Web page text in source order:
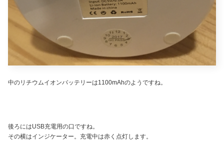
中のリチウムイオンバッテリーは1100mAhのようですね。
後ろにはUSB充電用の口ですね。
その横はインジケーター。充電中は赤く点灯します。